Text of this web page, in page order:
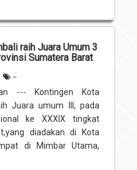
raih Juara Umum 3
Sumatera Barat
--
--- Kontingen Kota
Juara umum III, pada
ke XXXIX tingkat
diadakan di Kota
di Mimbar Utama,